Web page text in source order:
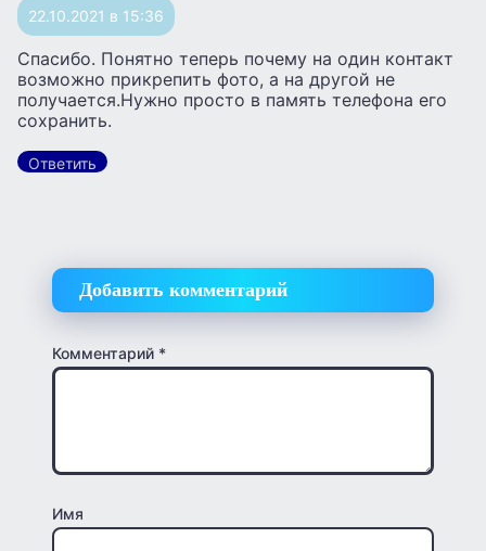
22.10.2021 в 15:36
Спасибо. Понятно теперь почему на один контакт
возможно прикрепить фото, а на другой не
получается.Нужно просто в память телефона его
сохранить.
Ответить
Добавить комментарий
Комментарий *
Имя